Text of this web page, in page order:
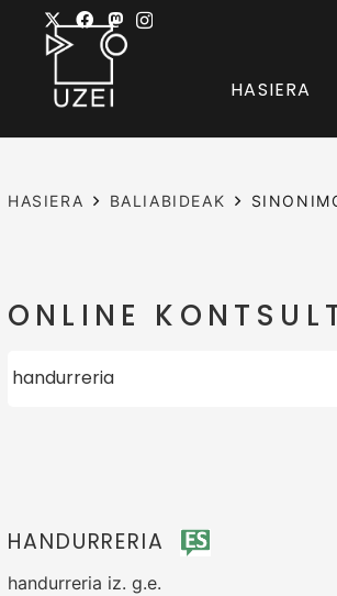
HASIERA
HASIERA BALIABIDEAK
ONLINE
HANDURRERIA
handurreria iz. g.e.